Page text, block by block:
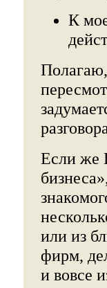
К
Если же
или из
фирм,
и вовсе